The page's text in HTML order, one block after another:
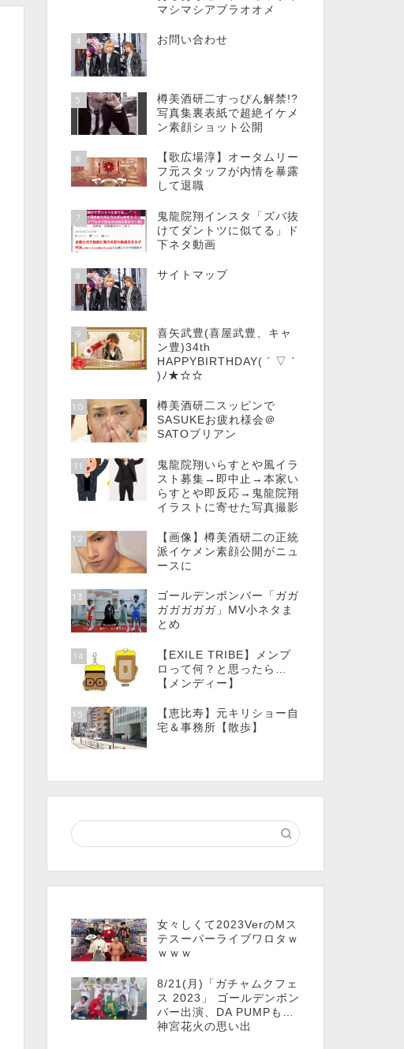
マシマシアブラオオメ
4 お問い合わせ
5
樽美酒研二すっぴん解禁!?
写真集裏表紙で超絶イケメ
ン素顔ショット公開
6
【歌広場淳】オータムリー
フ元スタッフが内情を暴露
して退職
7
鬼龍院翔インスタ「ズバ抜
けてダントツに似てる」ド
下ネタ動画
8 サイトマップ
9
喜矢武豊(喜屋武豊、キャ
ン豊)34th
HAPPYBIRTHDAY( ´ ▽ `
)ﾉ★☆☆
10
樽美酒研二スッピンで
SASUKEお疲れ様会＠
SATOブリアン
11
鬼龍院翔いらすとや風イラ
スト募集→即中止→本家い
らすとや即反応→鬼龍院翔
イラストに寄せた写真撮影
12
【画像】樽美酒研二の正統
派イケメン素顔公開がニュ
ースに
13
ゴールデンボンバー「ガガ
ガガガガガ」MV小ネタま
とめ
14
【EXILE TRIBE】メンプ
ロって何？と思ったら…
【メンディー】
15
【恵比寿】元キリショー自
宅＆事務所【散歩】
女々しくて2023VerのMス
テスーパーライブワロタｗ
ｗｗｗ
8/21(月)「ガチャムクフェ
ス 2023」 ゴールデンボン
バー出演、DA PUMPも…
神宮花火の思い出